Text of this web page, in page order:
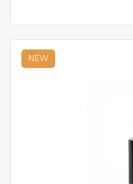
NEW